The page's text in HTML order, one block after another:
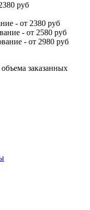
руб
- от 2380 руб
- от 2580 руб
- от 2980 руб
заказанных